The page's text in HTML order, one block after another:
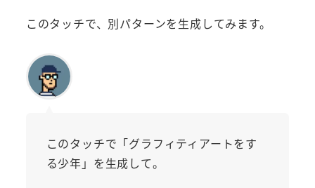
このタッチで、別パターンを生成してみます。
このタッチで「グラフィティアートをす
る少年」を生成して。